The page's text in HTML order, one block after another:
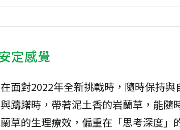
定感覺
面對2022年全新挑戰時，隨時保持
躊躇時，帶著泥土香的岩蘭草，能隨
草的生理療效，偏重在「思考深度」